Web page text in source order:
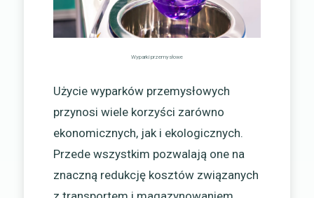
Wyparki przemysłowe
Użycie wyparków przemysłowych
przynosi wiele korzyści zarówno
ekonomicznych, jak i ekologicznych.
Przede wszystkim pozwalają one na
znaczną redukcję kosztów związanych